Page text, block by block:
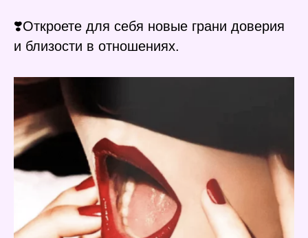
❣️Откроете для себя новые грани доверия
и близости в отношениях.